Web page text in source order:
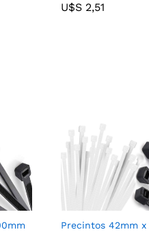
U$S 2,51
U$S 2,51
Precintos 42mm